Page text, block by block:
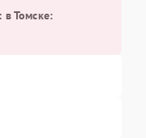
в Томске: